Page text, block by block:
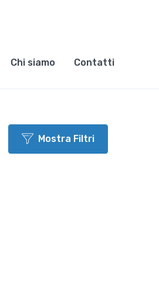
Chi siamo Contatti
Mostra Filtri